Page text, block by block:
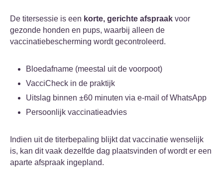
De titersessie is een korte, gerichte afspraak voor
gezonde honden en pups, waarbij alleen de
vaccinatiebescherming wordt gecontroleerd.
Bloedafname (meestal uit de voorpoot)
VacciCheck in de praktijk
Uitslag binnen ±60 minuten via e-mail of WhatsApp
Persoonlijk vaccinatieadvies
Indien uit de titerbepaling blijkt dat vaccinatie wenselijk
is, kan dit vaak dezelfde dag plaatsvinden of wordt er een
aparte afspraak ingepland.